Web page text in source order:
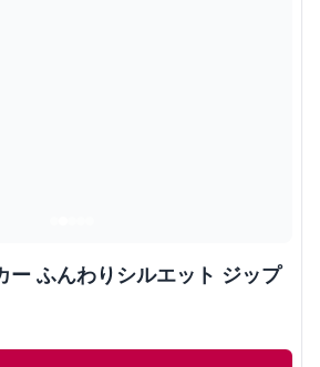
ー ふんわりシルエット ジップ